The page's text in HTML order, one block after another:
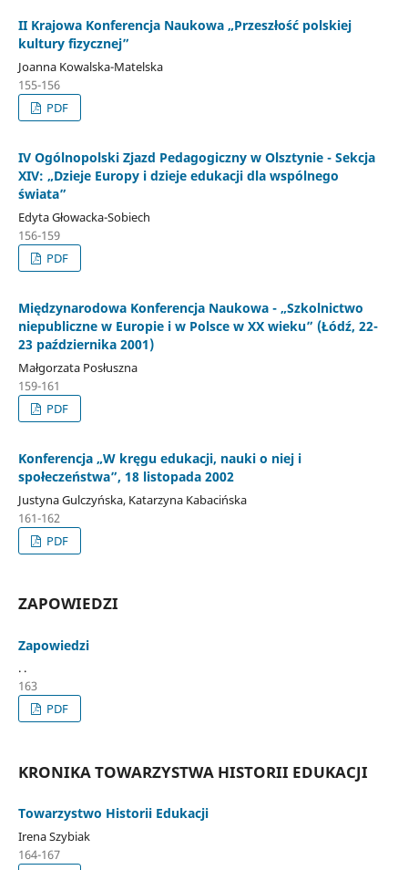
II Krajowa Konferencja Naukowa „Przeszłość polskiej
kultury fizycznej”
Joanna Kowalska-Matelska
155-156
PDF
IV Ogólnopolski Zjazd Pedagogiczny w Olsztynie - Sekcja
XIV: „Dzieje Europy i dzieje edukacji dla wspólnego
świata”
Edyta Głowacka-Sobiech
156-159
PDF
Międzynarodowa Konferencja Naukowa - „Szkolnictwo
niepubliczne w Europie i w Polsce w XX wieku” (Łódź, 22-
23 października 2001)
Małgorzata Posłuszna
159-161
PDF
Konferencja „W kręgu edukacji, nauki o niej i
społeczeństwa”, 18 listopada 2002
Justyna Gulczyńska, Katarzyna Kabacińska
161-162
PDF
ZAPOWIEDZI
Zapowiedzi
. .
163
PDF
KRONIKA TOWARZYSTWA HISTORII EDUKACJI
Towarzystwo Historii Edukacji
Irena Szybiak
164-167